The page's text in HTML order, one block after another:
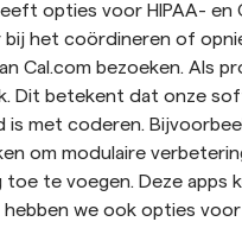
opties voor HIPAA- en
het coördineren of
Cal.com bezoeken. Als
Dit betekent dat onze
is met coderen.
om modulaire
toe te voegen. Deze apps
hebben we ook opties